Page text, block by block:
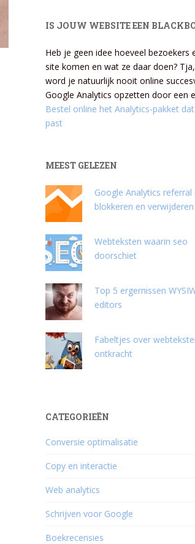
IS JOUW WEBSITE EEN
Heb je geen idee hoeveel bezoekers
site komen en wat ze daar doen?
word je natuurlijk nooit online
Google Analytics opzetten door een
Bestel online het Analytics-pakket
past
MEEST GELEZEN
Google Analytics referral
blokkeren en verwijderen
Webteksten waarin seo
doorschiet
Top 5 ergernissen
editors
Fabeltjes over
ontkracht
CATEGORIEËN
Conversie optimalisatie
Copy en interactie
Web analytics
Schrijven voor Google
Boekrecensies